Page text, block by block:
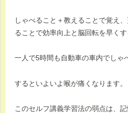
しゃべること＋教えることで覚え
ることで効率向上と脳回転を早くす
一人で5時間も自動車の車内でしゃ
するといよいよ喉が痛くなります。
このセルフ講義学習法の弱点は、